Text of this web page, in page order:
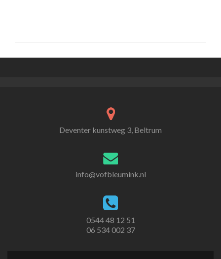
Deventer kunstweg 3, Beltrum
info@vofbleumink.nl
0544 48 12 51
06 534 002 37